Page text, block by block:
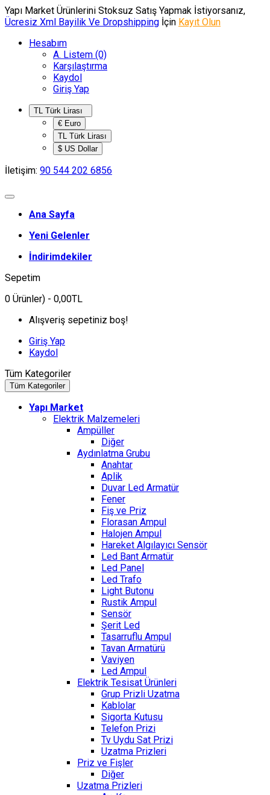
Yapı Market Ürünlerini Stoksuz Satış Yapmak İstiyorsanız,
Ücresiz Xml Bayilik Ve Dropshipping İçin Kayıt Olun
Hesabım
A. Listem (0)
Karşılaştırma
Kaydol
Giriş Yap
€ Euro
TL Türk Lirası
$ US Dollar
İletişim: 90 544 202 6856
Ana Sayfa
Yeni Gelenler
İndirimdekiler
Sepetim
0 Ürünler) - 0,00TL
Alışveriş sepetiniz boş!
Giriş Yap
Kaydol
Tüm Kategoriler
Tüm Kategoriler
Yapı Market
Elektrik Malzemeleri
Ampüller
Diğer
Aydınlatma Grubu
Anahtar
Aplik
Duvar Led Armatür
Fener
Fiş ve Priz
Florasan Ampul
Halojen Ampul
Hareket Algılayıcı Sensör
Led Bant Armatür
Led Panel
Led Trafo
Light Butonu
Rustik Ampul
Sensör
Şerit Led
Tasarruflu Ampul
Tavan Armatürü
Vaviyen
Led Ampul
Elektrik Tesisat Ürünleri
Grup Prizli Uzatma
Kablolar
Sigorta Kutusu
Telefon Prizi
Tv Uydu Sat Prizi
Uzatma Prizleri
Priz ve Fişler
Diğer
Uzatma Prizleri